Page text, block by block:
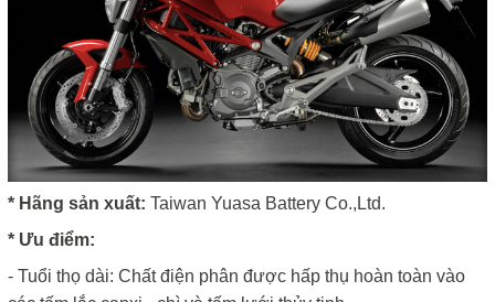
* Hãng sản xuất: Taiwan Yuasa Battery Co.,Ltd.
* Ưu điểm:
- Tuổi thọ dài: Chất điện phân được hấp thụ hoàn toàn vào